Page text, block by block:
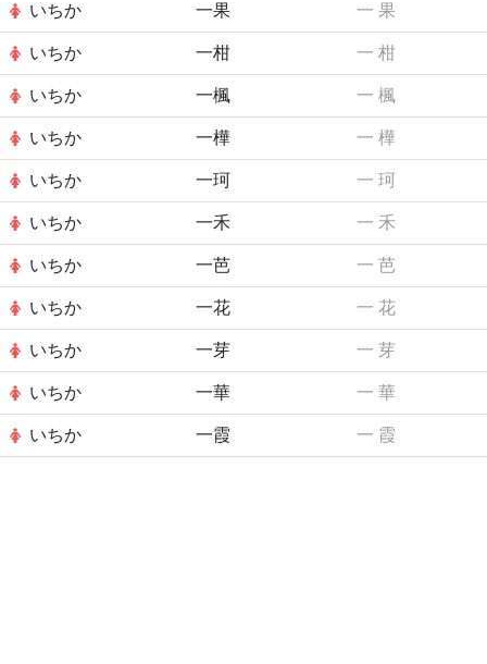
いちか 一果 一 果
いちか 一柑 一 柑
いちか 一楓 一 楓
いちか 一樺 一 樺
いちか 一珂 一 珂
いちか 一禾 一 禾
いちか 一芭 一 芭
いちか 一花 一 花
いちか 一芽 一 芽
いちか 一華 一 華
いちか 一霞 一 霞